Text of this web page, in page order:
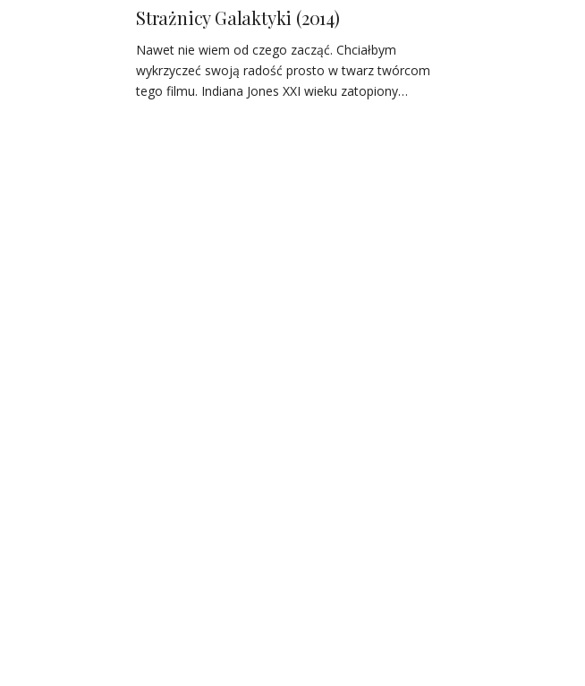
Strażnicy Galaktyki (2014)
Nawet nie wiem od czego zacząć. Chciałbym
wykrzyczeć swoją radość prosto w twarz twórcom
tego filmu. Indiana Jones XXI wieku zatopiony…